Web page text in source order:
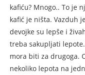
kafiću? Mnogo.. To je
kafić je ništa. Vazduh
devojke su lepše i
treba sakupljati
mora biti za drugoga.
nekoliko lepota na